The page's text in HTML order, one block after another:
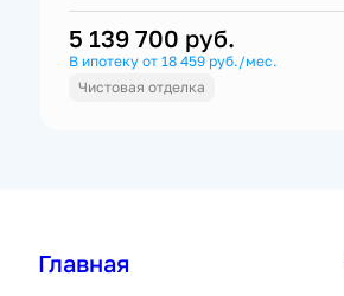
5 139 700 руб.
В ипотеку от 18 459 руб./мес.
Чистовая отделка
Главная